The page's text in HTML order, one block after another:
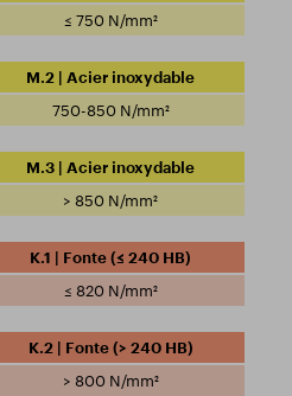
≤ 750 N/mm²
M.2 | Acier inoxydable
750-850 N/mm²
M.3 | Acier inoxydable
> 850 N/mm²
K.1 | Fonte (≤ 240 HB)
≤ 820 N/mm²
K.2 | Fonte (> 240 HB)
> 800 N/mm²